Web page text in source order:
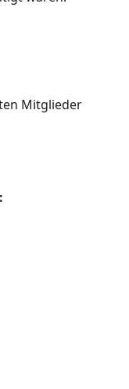
Mitglieder